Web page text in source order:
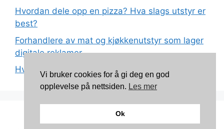
Hvordan dele opp en pizza? Hva slags utstyr er
best?
Forhandlere av mat og kjøkkenutstyr som lager
digitale reklamer
Hva betyr det at plast har matkvalitet?
Kontakt: torunnbeategjerven@gmail.com
Vi bruker cookies for å gi deg en god
opplevelse på nettsiden. Les mer
Ok